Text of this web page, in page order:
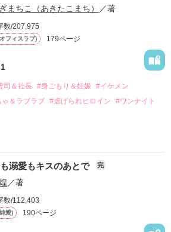
恋心を抱いていた美桜。
きっかけに二人の関係は壊れてしまう。
、美桜は両親の離婚によって
平とも離れ離れになった。
いたくないと思っていた哲平に
たす。
してしまった。
と知った哲平は
う』と真っ直ぐに告げてきた。
好きという気持ちを隠すことなく
桜がストーカー被害に
。
は同居を提案してきて――。
まちこ（あきたこまち） ／著
数/207,975
フィスラブ) 179ページ
司＆社長 #身ごもり＆妊娠 #イケメン
＆ラブラブ #虐げられヒロイン
#ワンナイト
前の職場でうまくいかなかった梅田美
していたところ、日本人美青年と出会
限りの関係となる。
職場でワンナイトした美青年と再会。
ある財閥御曹司にも関わらず、一族を離
実業家、社内でも冷徹だと評判な社長
たのだ――！
溺愛もキスのあとで 完
／著
数/112,403
愛) 190ページ